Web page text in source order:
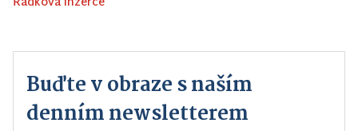
Buďte v obraze s naším
denním newsletterem